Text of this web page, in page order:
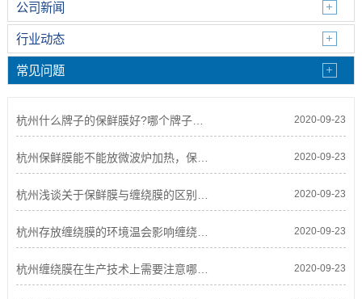
公司新闻
行业动态
常见问题
杭州什么牌子的保鲜膜好?哪个牌子的保鲜膜比较好？ 2020-09-23
杭州保鲜膜能不能放微波炉加热，保鲜膜真的能保鲜吗？ 2020-09-23
杭州浅谈关于保鲜膜与缠绕膜的区别之处 2020-09-23
杭州存放缠绕膜的环境温会影响缠绕膜的粘性? 2020-09-23
杭州缠绕膜在生产技术上需要注意哪些要求? 2020-09-23